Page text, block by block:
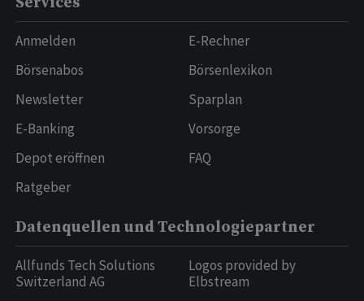
Anmelden
Börsenabos
Newsletter
E-Banking
Depot eröffnen
Ratgeber
E-Rechner
Börsenlexikon
Sparplan
Vorsorge
FAQ
Datenquellen und Technologiepartner
Allfunds Tech Solutions
Switzerland AG
Logos provided by
Elbstream